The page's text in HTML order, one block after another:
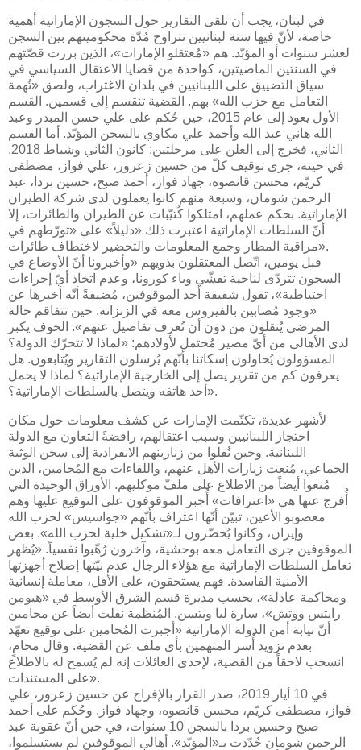
في لبنان، يجب أن تلقى التقارير حول السجون الإماراتية أهمية
خاصة، لأنّ فيها ستة لبنانيين تتراوح مُدّة محكوميتهم بين السجن
لعشر سنوات أو المؤبّد. هم «مُعتقلو الإمارات»، الذين برزت قصّتهم
في السنتين الماضيتين، كواحدة من قضايا الاعتقال السياسي في
سياق التضييق على اللبنانيين في بلدان الاغتراب، ولصق «تُهمة
التعامل مع حزب الله» بهم. القضية تنقسم إلى قسمين. القسم
الأول يعود إلى عام 2015، حين حُكم على علي حسن المبدر وعبد
الله هاني عبد الله وأحمد علي مكاوي بالسجن المؤبّد. أما القسم
الثاني، فخرج إلى العلن على مرحلتين: كانون الثاني وشباط 2018.
في حينه، جرى توقيف كلّ من حسين زعرور، علي فواز، مصطفى
كريّم، محسن قانصوه، جهاد فواز، أحمد صبح، حسين بردا، عبد
الرحمن شومان، وسبعة منهم كانوا يعملون لدى شركة الطيران
الإماراتية. بحكم عملهم، امتلكوا كُتيّبات عن الطيران والطائرات، إلا
أنّ السلطات الإماراتية اعتبرت ذلك «دليلاً» على «تورّطهم في
مراقبة المطار وجمع المعلومات والتحضير لاختطاف طائرات».
قبل يومين، اتّصل المعتقلون بذويهم «وأخبرونا أنّ الأوضاع في
السجون تتردّى لناحية تفشّي وباء كورونا، وعدم اتخاذ أيّ إجراءات
احتياطية»، تقول شقيقة أحد الموقوفين، مُضيفةً أنّه أخبرها عن
«وجود مُصابين بالفيروس معه في الزنزانة. حين تتفاقم حالة
المرضى يُنقلون من دون أن تُعرف تفاصيل عنهم». الخوف يكبر
لدى الأهالي من أيّ مصير مُحتمل لأولادهم: «لماذا لا تتحرّك الدولة؟
المسؤولون يُحاولون إسكاتنا بأنّهم يُرسلون التقارير ويُتابعون. هل
يعرفون كم من تقرير يصل إلى الخارجية الإماراتية؟ لماذا لا يحمل
أحد هاتفه ويتصل بالسلطات الإماراتية؟».
لأشهر عديدة، تكتّمت الإمارات عن كشف معلومات حول مكان
احتجاز اللبنانيين وسبب اعتقالهم، رافضةً التعاون مع الدولة
اللبنانية. وحين نُقلوا من زنازينهم الانفرادية إلى سجن الوثبة
الجماعي، مُنعت زيارات الأهل عنهم، واللقاءات مع المُحامين، الذين
مُنعوا أيضاً من الاطلاع على ملفّ موكليهم. الأوراق الوحيدة التي
أُفرج عنها هي «اعترافات» أُجبر الموقوفون على التوقيع عليها وهم
معصوبو الأعين، تبيّن أنّها اعتراف بأنّهم «جواسيس» لحزب الله
وإيران، وكانوا يُحضّرون لـ«تشكيل خلية لحزب الله». بعض
الموقوفين جرى التعامل معه بوحشية، وآخرون رُهّبوا نفسياً. «يُظهر
تعامل السلطات الإماراتية مع هؤلاء الرجال عدم نيّتها إصلاح أجهزتها
الأمنية الفاسدة. فهم يستحقون، على الأقل، معاملة إنسانية
ومحاكمة عادلة»، بحسب مديرة قسم الشرق الأوسط في «هيومن
رايتس ووتش»، سارة ليا ويتسن. المُنظمة نقلت أيضاً عن محامين
أنّ نيابة أمن الدولة الإماراتية «أجبرت المُحامين على توقيع تعهّد
بعدم تزويد أُسر المتهمين بأي ملف عن القضية. وقال محامٍ،
انسحب لاحقاً من القضية، لإحدى العائلات إنه لم يُسمح له بالاطلاع
على المستندات».
في 10 أيار 2019، صدر القرار بالإفراج عن حسين زعرور، علي
فواز، مصطفى كريّم، محسن قانصوه، وجهاد فواز. وحُكم على أحمد
صبح وحسين بردا بالسجن 10 سنوات، في حين أنّ عقوبة عبد
الرحمن شومان حُدّدت بـ«المؤبّد». أهالي الموقوفين لم يستسلموا،